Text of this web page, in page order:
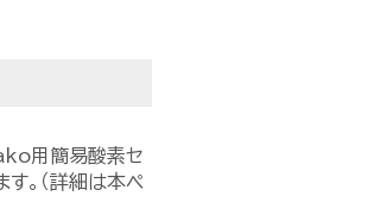
用簡易酸素セ
。（詳細は本ペ